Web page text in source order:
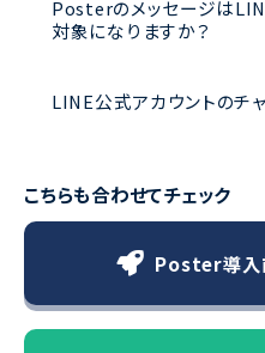
Posterのメッセージは
対象になりますか？
LINE公式アカウントのチ
こちらも合わせてチェック
Poster導入